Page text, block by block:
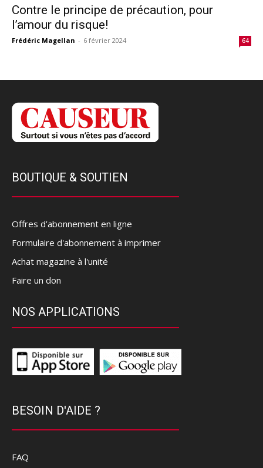
Contre le principe de précaution, pour
l’amour du risque!
Frédéric Magellan - 6 février 2024 64
BOUTIQUE & SOUTIEN
Offres d’abonnement en ligne
Formulaire d'abonnement à imprimer
Achat magazine à l'unité
Faire un don
NOS APPLICATIONS
BESOIN D'AIDE ?
FAQ